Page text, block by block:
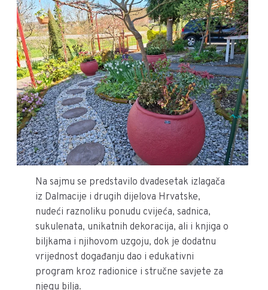
Na sajmu se predstavilo dvadesetak izlagača
iz Dalmacije i drugih dijelova Hrvatske,
nudeći raznoliku ponudu cvijeća, sadnica,
sukulenata, unikatnih dekoracija, ali i knjiga o
biljkama i njihovom uzgoju, dok je dodatnu
vrijednost događanju dao i edukativni
program kroz radionice i stručne savjete za
njegu bilja.